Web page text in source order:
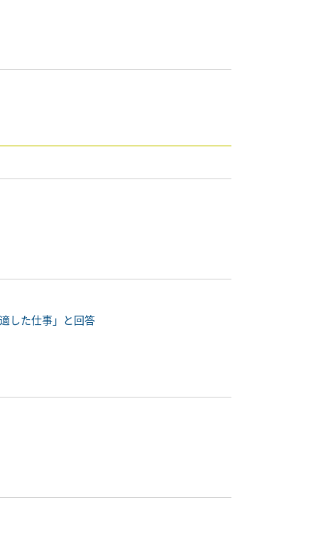
した仕事」と回答